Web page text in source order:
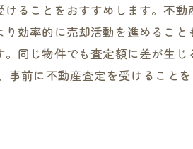
ることをおすすめします。不
効率的に売却活動を進めるこ
同じ物件でも査定額に差が生
前に不動産査定を受けること